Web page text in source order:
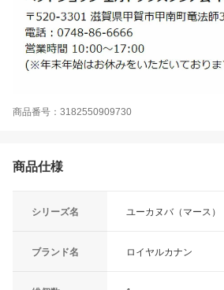
商品番号：3182550909730
商品仕様
シリーズ名 ユーカヌバ（マース）
ブランド名 ロイヤルカナン